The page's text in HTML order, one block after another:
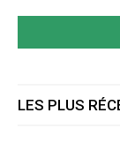
LES PLUS